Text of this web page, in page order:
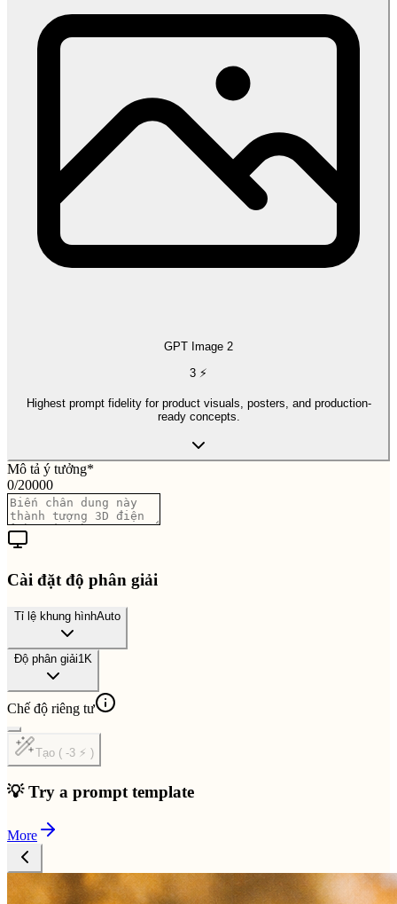
GPT Image 2
3 ⚡
Highest prompt fidelity for product visuals, posters, and production-
ready concepts.
Mô tả ý tưởng*
0/20000
Cài đặt độ phân giải
Tỉ lệ khung hìnhAuto
Độ phân giải1K
Chế độ riêng tư
Tạo ( -3 ⚡ )
💡 Try a prompt template
More